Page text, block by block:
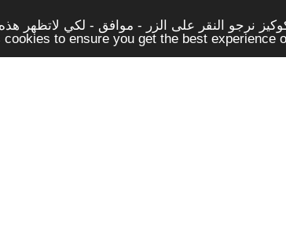
نرجو النقر على الزر - موافق - لكي لاتظهر
to ensure you get the best experience